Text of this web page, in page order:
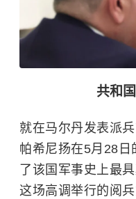
共和
就在马尔丹发表派
帕希尼扬在5月28
了该国军事史上最
这场高调举行的阅